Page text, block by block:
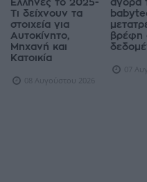
Έλληνες το 2025-
Τι δείχνουν τα
στοιχεία για
Αυτοκίνητο,
Μηχανή και
Κατοικία
08 Αυγούστου 2026
αγορά
βρέφη
07